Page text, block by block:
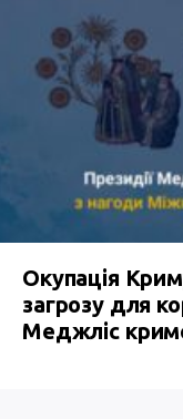
Окупація
загрозу для
Меджліс